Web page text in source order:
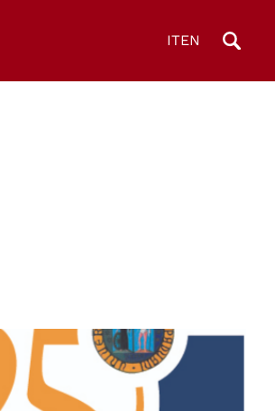
ITEN
- Università di Padova